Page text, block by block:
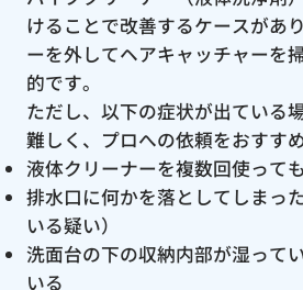
けることで改善するケースがあ
ーを外してヘアキャッチャーを
的です。
ただし、以下の症状が出ている
難しく、プロへの依頼をおすすめ
液体クリーナーを複数回使って
排水口に何かを落としてしまっ
いる疑い）
洗面台の下の収納内部が湿って
いる